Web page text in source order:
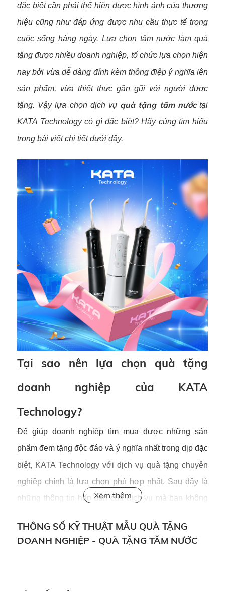
đặc biệt cần phải thể hiện được hình ảnh của thương
hiệu cũng như đáp ứng được nhu cầu thực tế trong
cuộc sống hàng ngày. Lựa chọn tăm nước làm quà
tặng được nhiều doanh nghiệp, tổ chức lựa chọn hiện
nay bởi vừa dễ dàng đính kèm thông điệp ý nghĩa lên
sản phẩm, vừa thiết thực gần gũi với người được
tặng. Vậy lựa chọn dịch vụ quà tặng tăm nướctại
KATA Technology có gì đặc biệt? Hãy cùng tìm hiểu
trong bài viết chi tiết dưới đây.
Tại sao nên lựa chọn quà tặng
doanh nghiệp của KATA
Technology?
Để giúp doanh nghiệp tìm mua được những sản
phẩm đem tặng độc đáo và ý nghĩa nhất trong dịp đặc
biệt, KATA Technology với dịch vụ quà tặng chuyên
nghiệp chính là lựa chọn phù hợp nhất. Sau đây là
những thông tin hấp dẫn của dịch vụ mà bạn không
Thiết kế thông điệp tạo dấu ấn với mọi
người mà còn là cách để doanh nghiệp gửi gắm
THÔNG SỐ KỸ THUẬT MẪU QUÀ TẶNG
DOANH NGHIỆP - QUÀ TẶNG TĂM NƯỚC